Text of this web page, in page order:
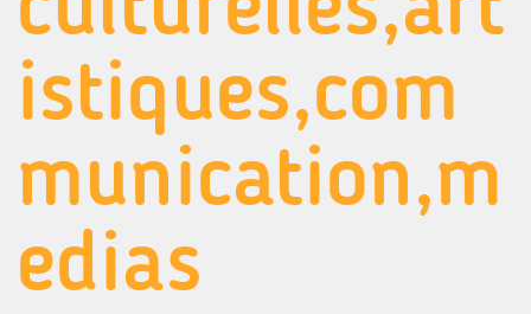
istiques,com
munication,m
edias